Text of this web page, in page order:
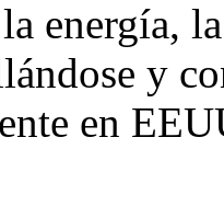
energía,
y
en